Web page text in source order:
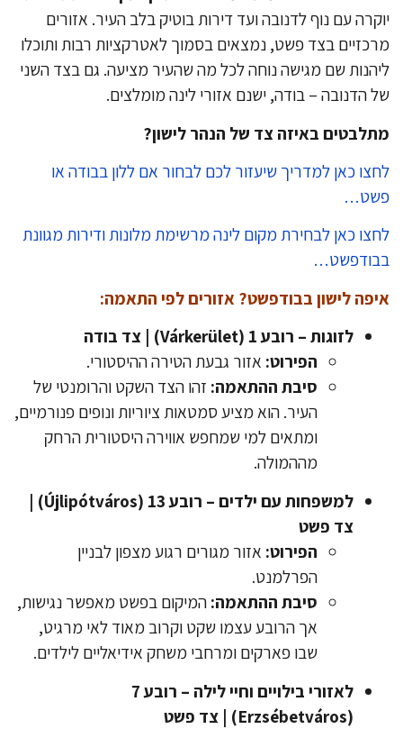
עם נוף לדנובה ועד דירות בוטיק בלב העיר. אזורים
בצד פשט, נמצאים בסמוך לאטרקציות רבות ותוכלו
שם מגישה נוחה לכל מה שהעיר מציעה. גם בצד השני
הדנובה – בודה, ישנם אזורי לינה מומלצים.
באיזה צד של הנהר לישון?
כאן למדריך שיעזור לכם לבחור אם ללון בבודה או
כאן לבחירת מקום לינה מרשימת מלונות ודירות מגוונת
לישון בבודפשט? אזורים לפי התאמה:
לזוגות – רובע 1 (Várkerület) | צד בודה
הפירוט:אזור גבעת הטירה ההיסטורי.
סיבת ההתאמה:זהו הצד השקט והרומנטי של
העיר. הוא מציע סמטאות ציוריות ונופים פנורמיים,
ומתאים למי שמחפש אווירה היסטורית הרחק
מההמולה.
למשפחות עם ילדים – רובע 13 (Újlipótváros) |
צד פשט
הפירוט:אזור מגורים רגוע מצפון לבניין
הפרלמנט.
סיבת ההתאמה:המיקום בפשט מאפשר נגישות,
אך הרובע עצמו שקט וקרוב מאוד לאי מרגיט,
שבו פארקים ומרחבי משחק אידיאליים לילדים.
לאזורי בילויים וחיי לילה – רובע 7